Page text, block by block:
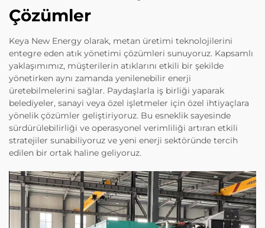
Çözümler
Keya New Energy olarak, metan üretimi teknolojilerini
entegre eden atık yönetimi çözümleri sunuyoruz. Kapsamlı
yaklaşımımız, müşterilerin atıklarını etkili bir şekilde
yönetirken aynı zamanda yenilenebilir enerji
üretebilmelerini sağlar. Paydaşlarla iş birliği yaparak
belediyeler, sanayi veya özel işletmeler için özel ihtiyaçlara
yönelik çözümler geliştiriyoruz. Bu esneklik sayesinde
sürdürülebilirliği ve operasyonel verimliliği artıran etkili
stratejiler sunabiliyoruz ve yeni enerji sektöründe tercih
edilen bir ortak haline geliyoruz.